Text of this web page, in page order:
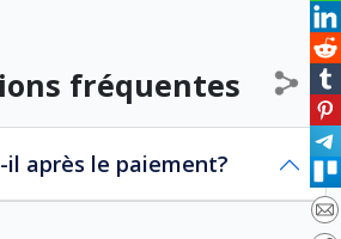
fréquentes
il après le paiement?